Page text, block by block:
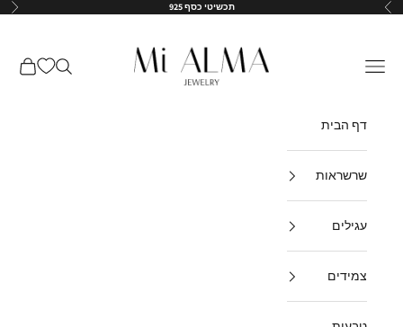
דילוג לתוכן
הקודם תכשיטי כסף 925 הבא
Mi-Alma-il
תפריט חיפוש עגלת
דף הבית
שרשראות
עגילים
צמידים